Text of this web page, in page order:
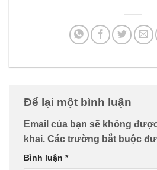
Để lại một bình luận
Email của bạn sẽ không
khai. Các trường bắt buộc
Bình luận *